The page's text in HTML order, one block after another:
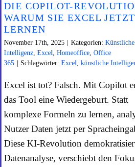
DIE COPILOT-
WARUM SIE EXCEL
LERNEN
November 17th, 2025 Kategorien: Künstliche
Intelligenz, Excel, Homeoffice, Office
365
Schlagwörter: Excel, künstliche
Excel ist tot? Falsch. Mit Copilot
das Tool eine Wiedergeburt. Statt
komplexe Formeln zu lernen,
Nutzer Daten jetzt per
Diese KI-Revolution
Datenanalyse, verschiebt den